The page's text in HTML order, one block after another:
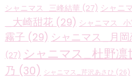
シャニマス_三峰結華 (27) シャニ
_大崎甜花 (29) シャニマス_
霧子 (29) シャニマス_月岡
(27) シャニマス_杜野凛
乃 (30) シャニマス_芹沢あさひ (26)